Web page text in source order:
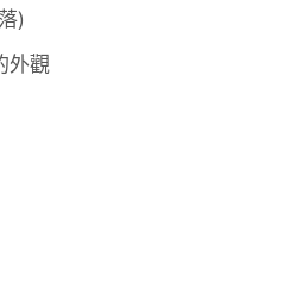
)
外觀